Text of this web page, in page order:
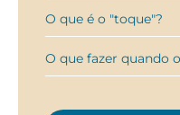
O que é o "toque"?
O que fazer quando